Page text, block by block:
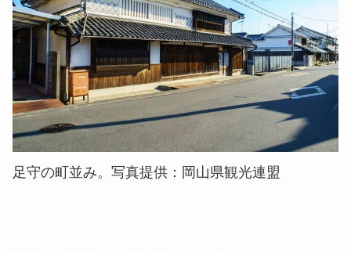
足守の町並み。写真提供：岡山県観光連盟